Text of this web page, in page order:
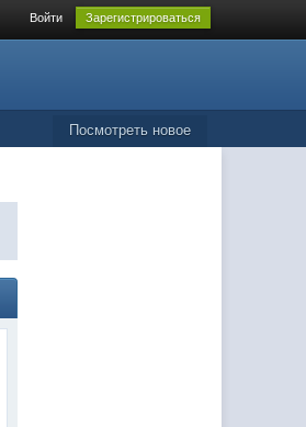
Войти Зарегистрироваться
Посмотреть новое